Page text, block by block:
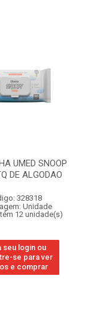
UMED SNOOP
DE ALGODAO
328318
Unidade
12 unidade(s)
seu login ou
se para ver
e comprar